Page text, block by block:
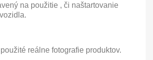
na použitie , či naštartovanie
reálne fotografie produktov.